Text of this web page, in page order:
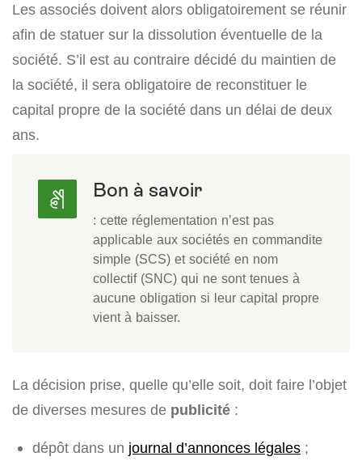
Les associés doivent alors obligatoirement se réunir
afin de statuer sur la dissolution éventuelle de la
société. S’il est au contraire décidé du maintien de
la société, il sera obligatoire de reconstituer le
capital propre de la société dans un délai de deux
ans.
Bon à savoir
: cette réglementation n’est pas
applicable aux sociétés en commandite
simple (SCS) et société en nom
collectif (SNC) qui ne sont tenues à
aucune obligation si leur capital propre
vient à baisser.
La décision prise, quelle qu’elle soit, doit faire l’objet
de diverses mesures de publicité :
dépôt dans un journal d’annonces légales ;